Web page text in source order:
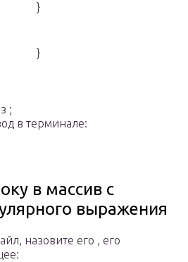
}
}
;
в терминале:
в массив с
выражения
назовите его , его